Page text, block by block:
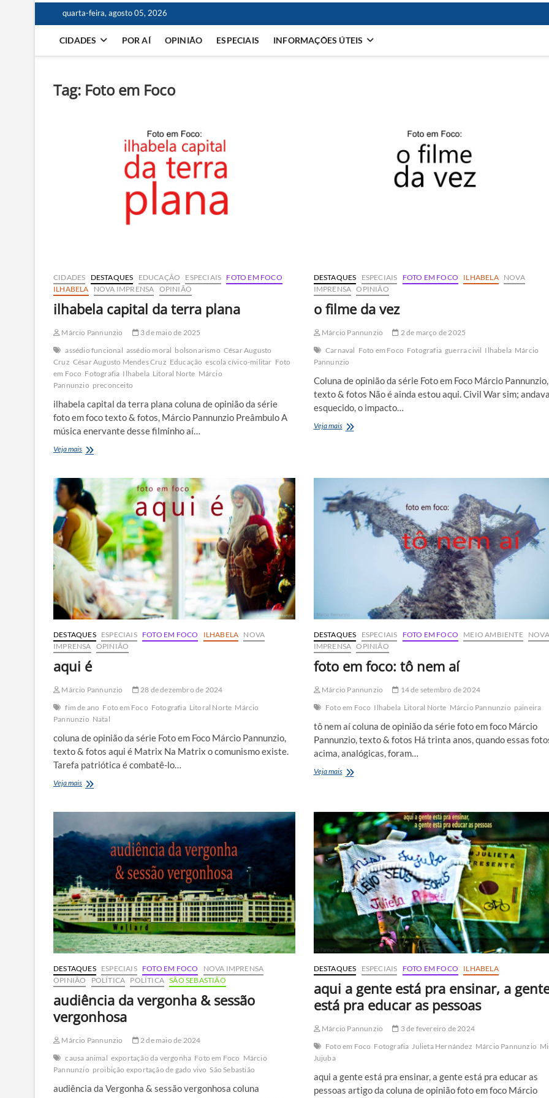
quarta-feira, agosto 05, 2026
CIDADES POR AÍ OPINIÃO ESPECIAIS INFORMAÇÕES ÚTEIS
Tag: Foto em Foco
CIDADES DESTAQUES EDUCAÇÃO ESPECIAIS FOTO EM FOCO
ILHABELA
NOVA IMPRENSA OPINIÃO
ilhabela capital da terra plana
Márcio Pannunzio
3 de maio de 2025
assédio funcional assédio moral bolsonarismo César Augusto
Cruz César Augusto Mendes Cruz Educação escola cívico-militar Foto
em Foco Fotografia Ilhabela Litoral Norte Márcio
Pannunzio preconceito
ilhabela capital da terra plana coluna de opinião da série
foto em foco texto & fotos, Márcio Pannunzio Preâmbulo A
música enervante desse filminho aí…
Veja maisilhabela
terra
plana
DESTAQUES ESPECIAIS FOTO EM FOCO ILHABELA
NOVA
IMPRENSA OPINIÃO
o filme da vez
Márcio Pannunzio
2 de março de 2025
Carnaval Foto em Foco Fotografia guerra civil Ilhabela Márcio
Pannunzio
Coluna de opinião da série Foto em Foco Márcio Pannunzio,
texto & fotos Não é ainda estou aqui. Civil War sim;
esquecido, o impacto…
Veja maiso
DESTAQUES ESPECIAIS FOTO EM FOCO ILHABELA NOVA
IMPRENSA OPINIÃO
aqui é
Márcio Pannunzio
28 de dezembro de 2024
fim de ano Foto em Foco Fotografia Litoral Norte Márcio
Pannunzio Natal
coluna de opinião da série Foto em Foco Márcio Pannunzio,
texto & fotos aqui é Matrix Na Matrix o comunismo existe.
Tarefa patriótica é combatê-lo…
Veja maisaqui
DESTAQUES ESPECIAIS FOTO EM FOCO MEIO AMBIENTE
NOVA
IMPRENSA OPINIÃO
foto em foco: tô nem aí
Márcio Pannunzio
14 de setembro de 2024
Foto em Foco Ilhabela Litoral Norte Márcio Pannunzio paineira
tô nem aí coluna de opinião da série foto em foco Márcio
Pannunzio, texto & fotos Há trinta anos, quando essas
acima, analógicas, foram…
Veja maisfoto
nem
aí
DESTAQUES ESPECIAIS FOTO EM FOCO
NOVA IMPRENSA
OPINIÃO
POLÍTICA POLÍTICA SÃO SEBASTIÃO
audiência da vergonha & sessão
vergonhosa
Márcio Pannunzio
2 de maio de 2024
causa animal exportação da vergonha Foto em Foco Márcio
Pannunzio proibição exportação de gado vivo São Sebastião
audiência da Vergonha & sessão vergonhosa coluna
DESTAQUES ESPECIAIS FOTO EM FOCO ILHABELA
aqui a gente está pra ensinar, a
está pra educar as pessoas
Márcio Pannunzio
3 de fevereiro de 2024
Foto em Foco Fotografia Julieta Hernández Márcio Pannunzio
Jujuba
aqui a gente está pra ensinar, a gente está pra educar as
pessoas artigo da coluna de opinião foto em foco Márcio